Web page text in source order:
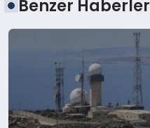
Benzer Haberler